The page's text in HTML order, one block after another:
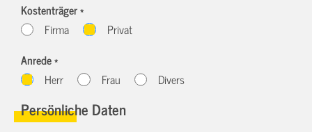
Kostenträger *
Firma
Privat
Anrede *
Herr
Frau Divers
Persönliche Daten